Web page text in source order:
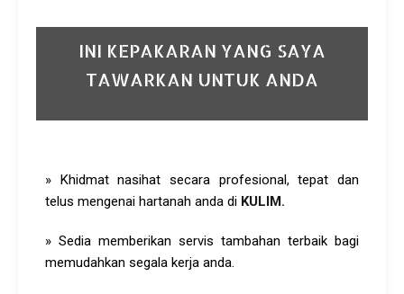
INI KEPAKARAN YANG SAYA
TAWARKAN UNTUK ANDA
» Khidmat nasihat secara profesional, tepat dan
telus mengenai hartanah anda di KULIM.
» Sedia memberikan servis tambahan terbaik bagi
memudahkan segala kerja anda.